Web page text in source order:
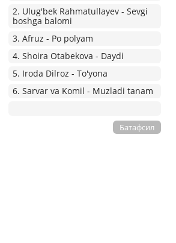
2. Ulug'bek Rahmatullayev - Sevgi
boshga balomi
3. Afruz - Po polyam
4. Shoira Otabekova - Daydi
5. Iroda Dilroz - To'yona
6. Sarvar va Komil - Muzladi tanam
Батафсил